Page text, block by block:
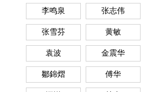
李鸣泉 张志伟
张雪芬 黄敏
袁波 金震华
鄒錦熠 傅华